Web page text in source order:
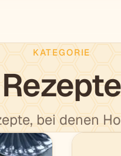
KATEGORIE
Rezepte
bei denen